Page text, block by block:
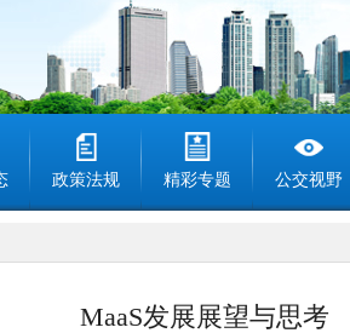
政策法规 精彩专题 公交视野
MaaS发展展望与思考